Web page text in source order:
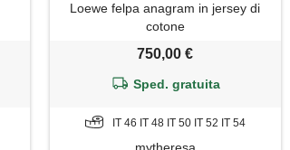
Loewe felpa anagram in jersey di
cotone
750,00 €
Sped. gratuita
IT 46 IT 48 IT 50 IT 52 IT 54
mytheresa